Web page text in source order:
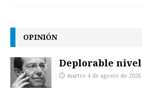
OPINIÓN
Deplorable nivel
martes 4 de agosto de 2026